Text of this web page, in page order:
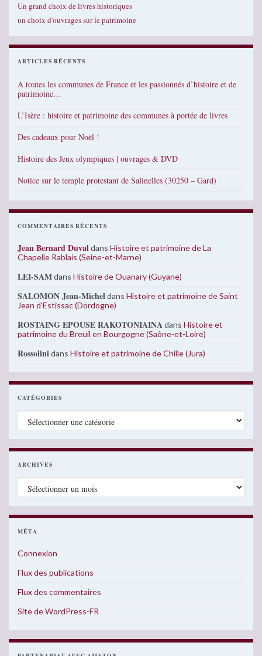
Un grand choix de livres historiques
un choix d'ouvrages sur le patrimoine
ARTICLES RÉCENTS
A toutes les communes de France et les passionnés d’histoire et de
patrimoine…
L’Isère : histoire et patrimoine des communes à portée de livres
Des cadeaux pour Noël !
Histoire des Jeux olympiques | ouvrages & DVD
Notice sur le temple protestant de Salinelles (30250 – Gard)
COMMENTAIRES RÉCENTS
Jean Bernard Duvaldans Histoire et patrimoine de La
Chapelle Rablais (Seine-et-Marne)
LEI-SAMdans Histoire de Ouanary (Guyane)
SALOMON Jean-Micheldans Histoire et patrimoine de Saint
Jean d’Estissac (Dordogne)
ROSTAING EPOUSE RAKOTONIAINAdans Histoire et
patrimoine du Breuil en Bourgogne (Saône-et-Loire)
Rossolinidans Histoire et patrimoine de Chille (Jura)
CATÉGORIES
Catégories
ARCHIVES
Archives
MÉTA
Connexion
Flux des publications
Flux des commentaires
Site de WordPress-FR